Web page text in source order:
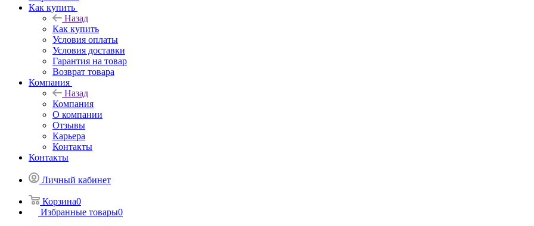
Как купить
Назад
Как купить
Условия оплаты
Условия доставки
Гарантия на товар
Возврат товара
Компания
Назад
Компания
О компании
Отзывы
Карьера
Контакты
Контакты
Личный кабинет
Корзина0
Избранные товары0